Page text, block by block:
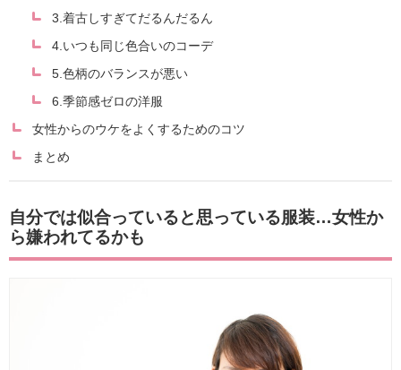
3.着古しすぎてだるんだるん
4.いつも同じ色合いのコーデ
5.色柄のバランスが悪い
6.季節感ゼロの洋服
女性からのウケをよくするためのコツ
まとめ
自分では似合っていると思っている服装…女性か
ら嫌われてるかも